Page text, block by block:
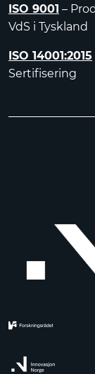
ISO 9001 –
VdS i Tyskland
ISO 14001:2015
Sertifisering